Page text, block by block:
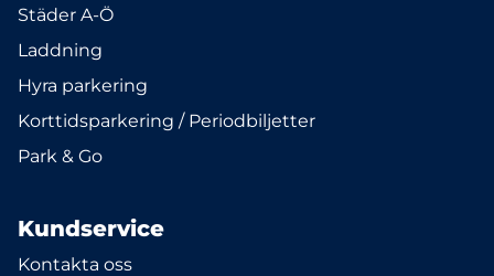
Städer A-Ö
Laddning
Hyra parkering
Korttidsparkering / Periodbiljetter
Park & Go
Kundservice
Kontakta oss